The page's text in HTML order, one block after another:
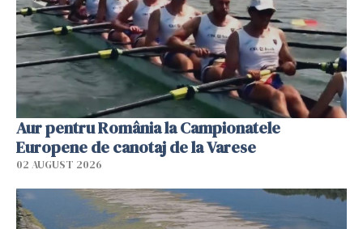
Aur pentru România la Campionatele
Europene de canotaj de la Varese
02 AUGUST 2026